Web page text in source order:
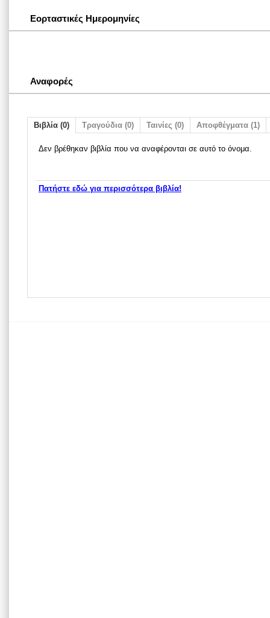
Εορταστικές Ημερομηνίες
Αναφορές
Βιβλία (0) Τραγούδια (0) Ταινίες (0) Αποφθέγματα (1)
Δεν βρέθηκαν βιβλία που να αναφέρονται σε αυτό το όνομα.
Πατήστε εδώ για περισσότερα βιβλία!